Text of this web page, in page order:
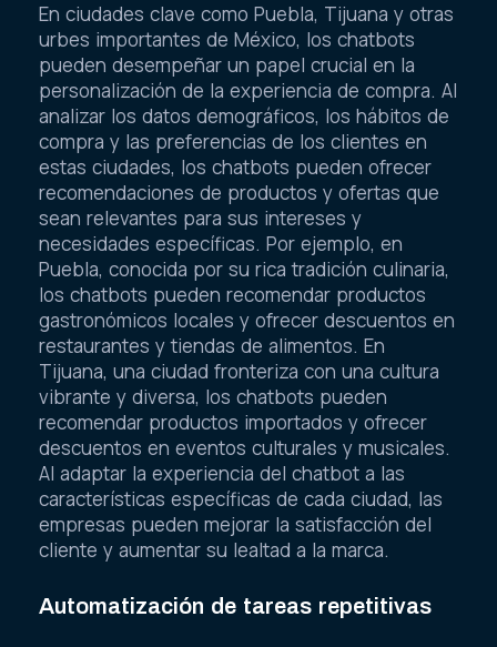
En ciudades clave como Puebla, Tijuana y otras
urbes importantes de México, los chatbots
pueden desempeñar un papel crucial en la
personalización de la experiencia de compra. Al
analizar los datos demográficos, los hábitos de
compra y las preferencias de los clientes en
estas ciudades, los chatbots pueden ofrecer
recomendaciones de productos y ofertas que
sean relevantes para sus intereses y
necesidades específicas. Por ejemplo, en
Puebla, conocida por su rica tradición culinaria,
los chatbots pueden recomendar productos
gastronómicos locales y ofrecer descuentos en
restaurantes y tiendas de alimentos. En
Tijuana, una ciudad fronteriza con una cultura
vibrante y diversa, los chatbots pueden
recomendar productos importados y ofrecer
descuentos en eventos culturales y musicales.
Al adaptar la experiencia del chatbot a las
características específicas de cada ciudad, las
empresas pueden mejorar la satisfacción del
cliente y aumentar su lealtad a la marca.
Automatización de tareas repetitivas